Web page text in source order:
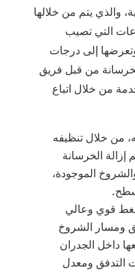
والذي يتم من خلالها
التي تصيب
إلى درجات
من قبل فريق
من خلال اتباع
من خلال تنظيفه
الخرسانة
الموجودة،
ضغط قوي وعالي
ومسار الشروخ
داخل الجدران
التدفق ومعدل